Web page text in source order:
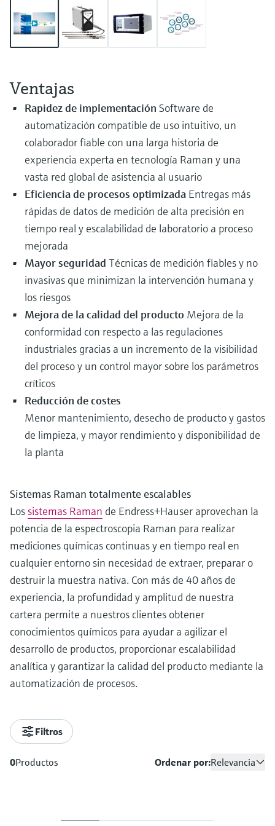
Visor de dispositivos
Encuentre información y documentación
Buscador de repuestos
Encuentre repuestos por raíz del producto,
código de pedido o número de serie
electromecánico
Medición de nivel por barrera de
Level measurement with pressure
Ver todos
Medición mediante transmisión de
microondas
Ver todos
la transparencia de los procesos
para una toma de decisiones más
sólida y fundamentada
Ventajas
Rapidez de implementación Software de
automatización compatible de uso intuitivo, un
colaborador fiable con una larga historia de
experiencia experta en tecnología Raman y una
vasta red global de asistencia al usuario
Eficiencia de procesos optimizada Entregas más
rápidas de datos de medición de alta precisión en
tiempo real y escalabilidad de laboratorio a proceso
mejorada
Mayor seguridad Técnicas de medición fiables y no
invasivas que minimizan la intervención humana y
los riesgos
Mejora de la calidad del producto Mejora de la
conformidad con respecto a las regulaciones
industriales gracias a un incremento de la visibilidad
del proceso y un control mayor sobre los parámetros
críticos
Reducción de costes
Menor mantenimiento, desecho de producto y gastos
de limpieza, y mayor rendimiento y disponibilidad de
la planta
Sistemas Raman totalmente escalables
Lossistemas Raman de Endress+Hauser aprovechan la
potencia de la espectroscopia Raman para realizar
mediciones químicas continuas y en tiempo real en
cualquier entorno sin necesidad de extraer, preparar o
destruir la muestra nativa. Con más de 40 años de
experiencia, la profundidad y amplitud de nuestra
cartera permite a nuestros clientes obtener
conocimientos químicos para ayudar a agilizar el
desarrollo de productos, proporcionar escalabilidad
analítica y garantizar la calidad del producto mediante la
automatización de procesos.
Filtros
0Productos Ordenar por:Relevancia